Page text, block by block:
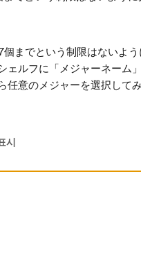
メジャーネーム」​がいると
ャーを選択してみてください
시